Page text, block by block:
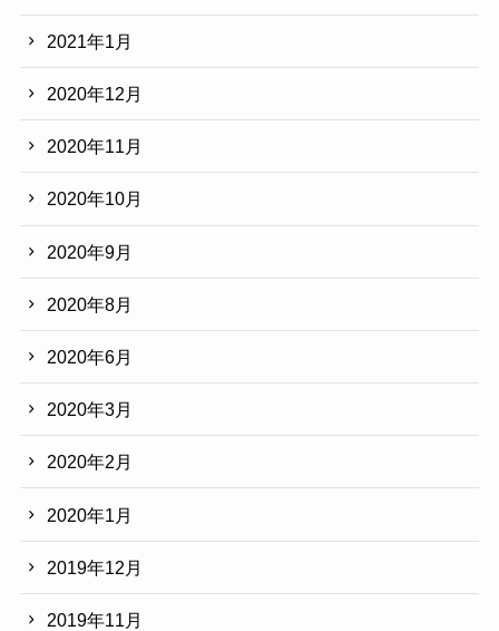
2021年1月
2020年12月
2020年11月
2020年10月
2020年9月
2020年8月
2020年6月
2020年3月
2020年2月
2020年1月
2019年12月
2019年11月